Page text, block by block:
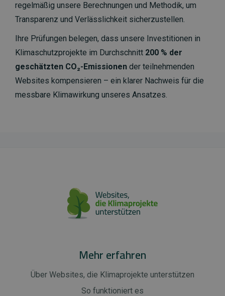
regelmäßig unsere Berechnungen und Methodik, um
Transparenz und Verlässlichkeit sicherzustellen.
Ihre Prüfungen belegen, dass unsere Investitionen in
Klimaschutzprojekte im Durchschnitt 200 % der
geschätzten CO₂-Emissionen der teilnehmenden
Websites kompensieren – ein klarer Nachweis für die
messbare Klimawirkung unseres Ansatzes.
Mehr erfahren
Über Websites, die Klimaprojekte unterstützen
So funktioniert es